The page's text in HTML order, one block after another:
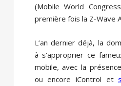
(Mobile World
première fois la Z-Wave
L’an dernier déjà, la
à s’approprier ce
mobile, avec la
ou encore iControl et